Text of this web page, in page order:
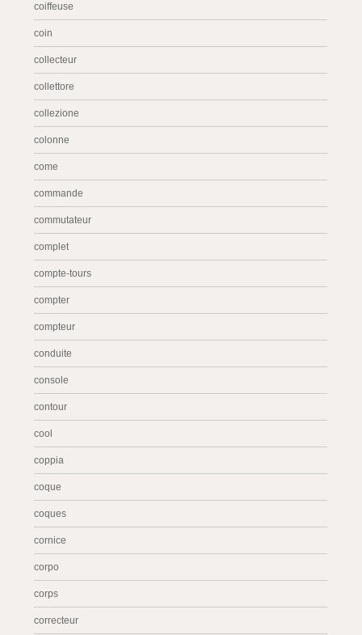
coiffeuse
coin
collecteur
collettore
collezione
colonne
come
commande
commutateur
complet
compte-tours
compter
compteur
conduite
console
contour
cool
coppia
coque
coques
cornice
corpo
corps
correcteur